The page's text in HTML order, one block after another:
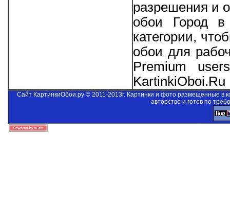
разрешения и
обои Город в
категории,
обои для
Premium
KartinkiOboi.Ru
Сайт КартинкиОбои.ру © 2011-2013г. Картинки и фото размещенные в
авторство и готов по